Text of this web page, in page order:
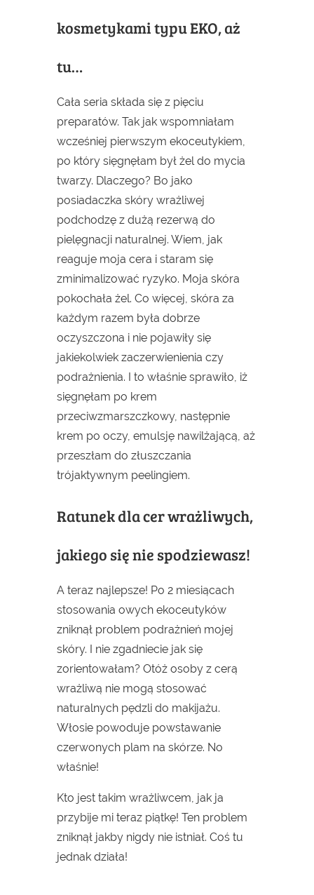
kosmetykami typu EKO, aż
tu…
Cała seria składa się z pięciu
preparatów. Tak jak wspomniałam
wcześniej pierwszym ekoceutykiem,
po który sięgnęłam był żel do mycia
twarzy. Dlaczego? Bo jako
posiadaczka skóry wrażliwej
podchodzę z dużą rezerwą do
pielęgnacji naturalnej. Wiem, jak
reaguje moja cera i staram się
zminimalizować ryzyko. Moja skóra
pokochała żel. Co więcej, skóra za
każdym razem była dobrze
oczyszczona i nie pojawiły się
jakiekolwiek zaczerwienienia czy
podrażnienia. I to właśnie sprawiło, iż
sięgnęłam po krem
przeciwzmarszczkowy, następnie
krem po oczy, emulsję nawilżającą, aż
przeszłam do złuszczania
trójaktywnym peelingiem.
Ratunek dla cer wrażliwych,
jakiego się nie spodziewasz!
A teraz najlepsze! Po 2 miesiącach
stosowania owych ekoceutyków
zniknął problem podrażnień mojej
skóry. I nie zgadniecie jak się
zorientowałam? Otóż osoby z cerą
wrażliwą nie mogą stosować
naturalnych pędzli do makijażu.
Włosie powoduje powstawanie
czerwonych plam na skórze. No
właśnie!
Kto jest takim wrażliwcem, jak ja
przybije mi teraz piątkę! Ten problem
zniknął jakby nigdy nie istniał. Coś tu
jednak działa!